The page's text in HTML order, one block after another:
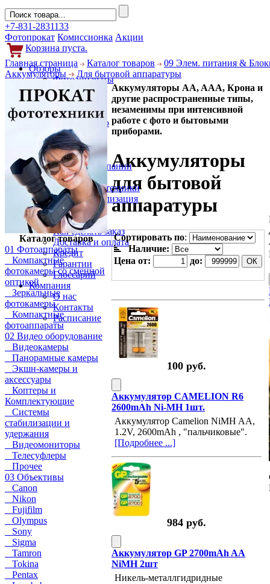
+7-831-2831133
Фотопрокат Комиссионка Акции
Корзина пуста.
Обзоры
Фотоаппараты
Объективы
Фильтры
Новости
Фото и видео
Гаджеты
Аксессуары
Слухи
Новости компании
Услуги
Прокат фототехники
Выкуп и реализация
Покупателям
Акции
Как сделать заказ
Доставка и оплата
Кредит
Гарантии
Глоссарий
Компания
О нас
Контакты
Расписание
Главная страница Каталог товаров
09 Элем. питания &
Аккумуляторы
Для бытовой аппаратуры
Каталог товаров
01 Фотоаппараты
Компактные
фотокамеры со сменной
оптикой
Зеркальные
фотокамеры
Компактные
фотоаппараты
02 Видео оборудование
Видеокамеры
Панорамные камеры
Экшн-камеры и
аксессуары
Коптеры и
Комплектующие
Системы
стабилизации и
удержания
Видеомониторы
Телесуфлеры
Прочее
03 Объективы
Canon
Nikon
Fujifilm
Olympus
Sony
Sigma
Tamron
Tokina
Pentax
Аккумуляторы AA, AAA, Крона и
другие распространенные типы,
незаменимы при интенсивной
работе с фото и бытовыми
приборами.
Аккумуляторы
для бытовой
аппаратуры
Сортировать по:
Наличие:
Цена от:
до:
100 руб.
Аккумулятор CAMELION R6
2600mAh Ni-MH 1шт.
Аккумулятор Camelion NiMH AA,
1.2V, 2600mAh , "пальчиковые".
[Подробнее ...]
984 руб.
Аккумулятор GP 2700mAh AA
NiMH 2шт
Никель-металлгидридные